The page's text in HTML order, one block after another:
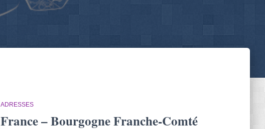
ADRESSES
France – Bourgogne Franche-Comté